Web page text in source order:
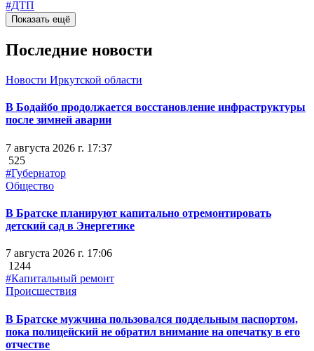
#ДТП
Показать ещё
Последние новости
Новости Иркутской области
В Бодайбо продолжается восстановление инфраструктуры
после зимней аварии
7 августа 2026 г. 17:37
525
#Губернатор
Общество
В Братске планируют капитально отремонтировать
детский сад в Энергетике
7 августа 2026 г. 17:06
1244
#Капитальный ремонт
Происшествия
В Братске мужчина пользовался поддельным паспортом,
пока полицейский не обратил внимание на опечатку в его
отчестве